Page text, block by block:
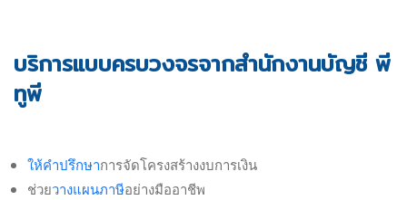
บริการแบบครบวงจรจากสำนักงานบัญชี พี
ทูพี
ให้คำปรึกษาการจัดโครงสร้างงบการเงิน
ช่วยวางแผนภาษีอย่างมืออาชีพ